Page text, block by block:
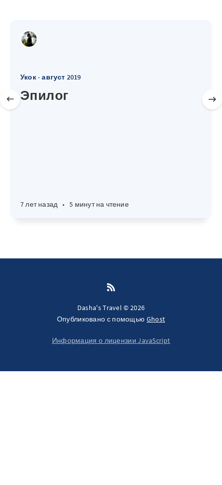
Укок - август 2019
Эпилог
7 лет назад • 5 минут на чтение
Dasha's Travel © 2026
Опубликовано с помощью Ghost
Информация о лицензии JavaScript